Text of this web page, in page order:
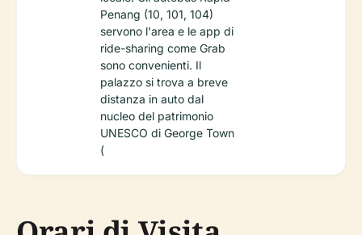
Penang (10, 101, 104)
servono l'area e le app di
ride-sharing come Grab
sono convenienti. Il
palazzo si trova a breve
distanza in auto dal
nucleo del patrimonio
UNESCO di George Town
(